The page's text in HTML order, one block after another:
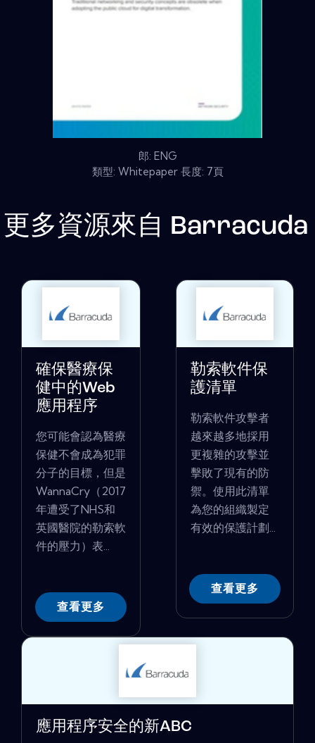
郎: ENG
類型: Whitepaper 長度: 7頁
更多資源來自 Barracuda
確保醫療保
健中的Web
應用程序
您可能會認為醫療
保健不會成為犯罪
分子的目標，但是
WannaCry（2017
年遭受了NHS和
英國醫院的勒索軟
件的壓力）表...
查看更多
勒索軟件保
護清單
勒索軟件攻擊者
越來越多地採用
更複雜的攻擊並
擊敗了現有的防
禦。使用此清單
為您的組織製定
有效的保護計劃...
查看更多
應用程序安全的新ABC